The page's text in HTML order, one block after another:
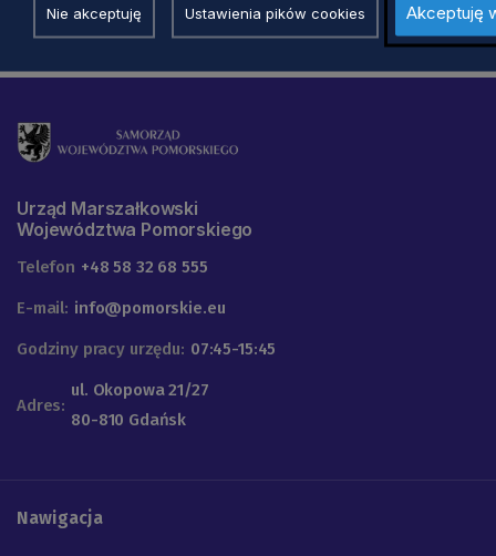
Urząd Marszałkowski
Województwa Pomorskiego
Telefon +48 58 32 68 555
E-mail: info@pomorskie.eu
Godziny pracy urzędu: 07:45-15:45
Adres:
ul. Okopowa 21/27
80-810 Gdańsk
Nawigacja
Nie akceptuję Ustawienia pików cookies Akceptuję